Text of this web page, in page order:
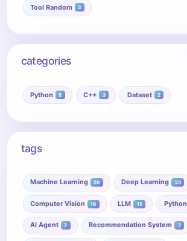
Tool Random 3
categories
Python 5 C++ 3 Dataset 2
tags
Machine Learning 26 Deep Learning 23
Computer Vision 16 LLM 15 Python
AI Agent 7 Recommendation System 7